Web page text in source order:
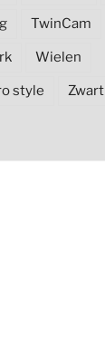
TwinCam
Wielen
style Zwart